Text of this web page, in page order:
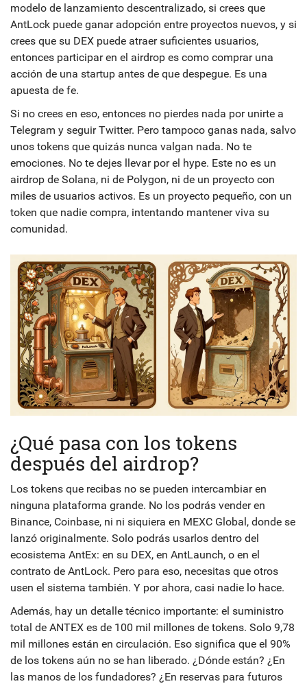
modelo de lanzamiento descentralizado, si crees que
AntLock puede ganar adopción entre proyectos nuevos, y si
crees que su DEX puede atraer suficientes usuarios,
entonces participar en el airdrop es como comprar una
acción de una startup antes de que despegue. Es una
apuesta de fe.
Si no crees en eso, entonces no pierdes nada por unirte a
Telegram y seguir Twitter. Pero tampoco ganas nada, salvo
unos tokens que quizás nunca valgan nada. No te
emociones. No te dejes llevar por el hype. Este no es un
airdrop de Solana, ni de Polygon, ni de un proyecto con
miles de usuarios activos. Es un proyecto pequeño, con un
token que nadie compra, intentando mantener viva su
comunidad.
¿Qué pasa con los tokens
después del airdrop?
Los tokens que recibas no se pueden intercambiar en
ninguna plataforma grande. No los podrás vender en
Binance, Coinbase, ni ni siquiera en MEXC Global, donde se
lanzó originalmente. Solo podrás usarlos dentro del
ecosistema AntEx: en su DEX, en AntLaunch, o en el
contrato de AntLock. Pero para eso, necesitas que otros
usen el sistema también. Y por ahora, casi nadie lo hace.
Además, hay un detalle técnico importante: el suministro
total de ANTEX es de 100 mil millones de tokens. Solo 9,78
mil millones están en circulación. Eso significa que el 90%
de los tokens aún no se han liberado. ¿Dónde están? ¿En
las manos de los fundadores? ¿En reservas para futuros